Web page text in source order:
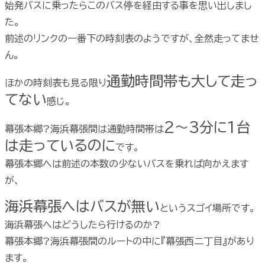
始発バスに乗ったらこのバス停を経由する事を思い出しまし
た。
前述のリンクの一番下の時刻表のようですが、全然走ってませ
ん。
ほかの時刻表も見る限り通勤時間帯も大して走っ
てない感じ。
幕張本郷?海浜幕張間は通勤時間帯は2〜3分に1台
は走っているのにです。
幕張本郷へは前述の本数の少ないバスを乗れば向かえます
が、
海浜幕張へはバスが無い というスゴイ場所です。
海浜幕張へはどうしたら行けるのか?
幕張本郷?海浜幕張間のルートの中に『幕張西二丁目』があり
ます。